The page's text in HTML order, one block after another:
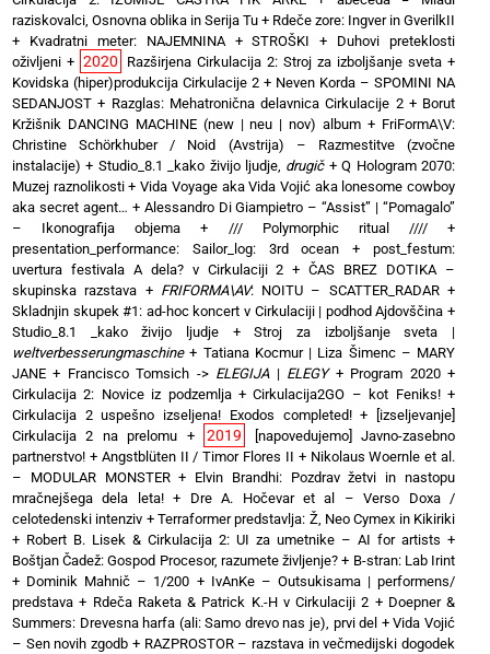
raziskovalci, Osnovna oblika in Serija Tu + Rdeče zore: Ingver in GverilkII
+ Kvadratni meter: NAJEMNINA + STROŠKI + Duhovi preteklosti
oživljeni + 2020 Razširjena Cirkulacija 2: Stroj za izboljšanje sveta +
Kovidska (hiper)produkcija Cirkulacije 2 + Neven Korda – SPOMINI NA
SEDANJOST + Razglas: Mehatronična delavnica Cirkulacije 2+ Borut
Kržišnik DANCING MACHINE (new | neu | nov) album + FriFormA\V:
Christine Schörkhuber / Noid (Avstrija) – Razmestitve (zvočne
instalacije) + Studio_8.1 _kako živijo ljudje, drugič+Q Hologram 2070:
Muzej raznolikosti+Vida Voyage aka Vida Vojić aka lonesome cowboy
aka secret agent… + Alessandro Di Giampietro – “Assist” | “Pomagalo”
– Ikonografija objema + /// Polymorphic ritual ////+
presentation_performance: Sailor_log: 3rd ocean +post_festum:
uvertura festivala A dela? v Cirkulaciji 2 +ČAS BREZ DOTIKA –
skupinska razstava + FRIFORMA\AV: NOITU – SCATTER_RADAR+
Skladnjin skupek #1: ad-hoc koncert v Cirkulaciji | podhod Ajdovščina +
Studio_8.1 _kako živijo ljudje +Stroj za izboljšanje sveta |
weltverbesserungmaschine+ Tatiana Kocmur | Liza Šimenc – MARY
JANE + Francisco Tomsich -> ELEGIJA| ELEGY+ Program 2020+
Cirkulacija 2: Novice iz podzemlja+Cirkulacija2GO – kot Feniks!+
Cirkulacija 2 uspešno izseljena! Exodos completed!+
[izseljevanje]
Cirkulacija 2 na prelomu + 2019
[napovedujemo] Javno-zasebno
partnerstvo! + Angstblüten II / Timor Flores II + Nikolaus Woernle et al.
– MODULAR MONSTER+ Elvin Brandhi: Pozdrav žetvi in nastopu
mračnejšega dela leta!+ Dre A. Hočevar et al – Verso Doxa /
celotedenski intenziv +Terraformer predstavlja: Ž, Neo Cymex in Kikiriki
+ Robert B. Lisek & Cirkulacija 2: UI za umetnike – AI for artists +
Boštjan Čadež: Gospod Procesor, razumete življenje? + B-stran: Lab Irint
+ Dominik Mahnič – 1/200 + IvAnKe – Outsukisama | performens/
predstava + Rdeča Raketa & Patrick K.-H v Cirkulaciji 2 + Doepner &
Summers: Drevesna harfa (ali: Samo drevo nas je), prvi del +Vida Vojić
– Sen novih zgodb + RAZPROSTOR – razstava in večmedijski dogodek